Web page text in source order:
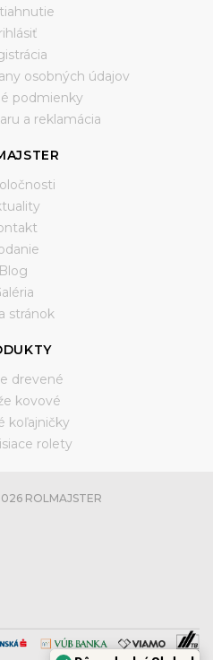
osobných údajov
podmienky
a reklamácia
Blog
stránok
drevené
kovové
koľajničky
rolety
ROLMAJSTER